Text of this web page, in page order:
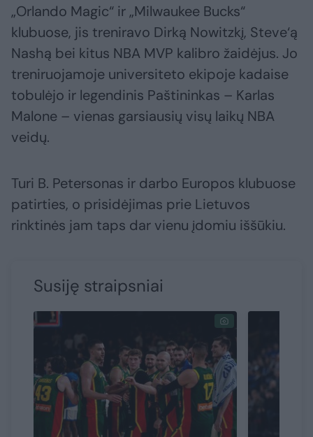
„Orlando Magic“ ir „Milwaukee Bucks“
klubuose, jis treniravo Dirką Nowitzkį, Steve‘ą
Nashą bei kitus NBA MVP kalibro žaidėjus. Jo
treniruojamoje universiteto ekipoje kadaise
tobulėjo ir legendinis Paštininkas – Karlas
Malone – vienas garsiausių visų laikų NBA
veidų.
Turi B. Petersonas ir darbo Europos klubuose
patirties, o prisidėjimas prie Lietuvos
rinktinės jam taps dar vienu įdomiu iššūkiu.
Susiję straipsniai